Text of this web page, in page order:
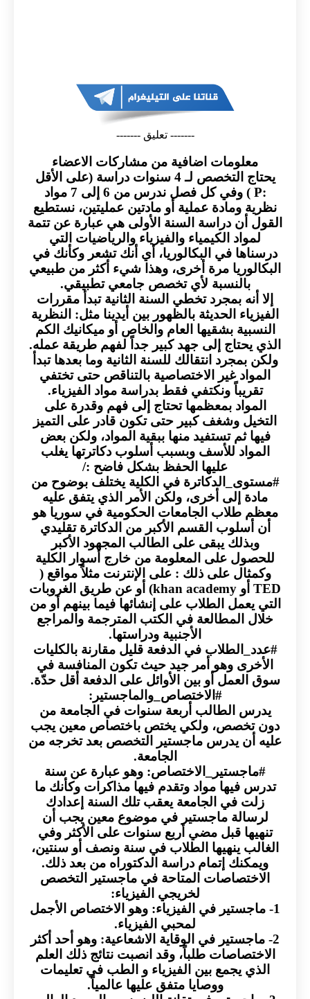
------- تعليق -------
معلومات اضافية من مشاركات الاعضاء
يحتاج التخصص لـ 4 سنوات دراسة (على الأقل
:P ) وفي كل فصل ندرس من 6 إلى 7 مواد
نظرية ومادة عملية أو مادتين عمليتين، نستطيع
القول أن دراسة السنة الأولى هي عبارة عن تتمة
لمواد الكيمياء والفيزياء والرياضيات التي
درسناها في البكالوريا، أي أنك تشعر وكأنك في
البكالوريا مرة أخرى، وهذا شيء أكثر من طبيعي
بالنسبة لأي تخصص جامعي تطبيقي.
إلا أنه بمجرد تخطي السنة الثانية تبدأ مقررات
الفيزياء الحديثة بالظهور بين أيدينا مثل: النظرية
النسبية بشقيها العام والخاص أو ميكانيك الكم
الذي يحتاج إلى جهد كبير جداً لفهم طريقة عمله.
ولكن بمجرد انتقالك للسنة الثانية وما بعدها تبدأ
المواد غير الاختصاصية بالتناقص حتى تختفي
تقريباً ونكتفي فقط بدراسة مواد الفيزياء.
المواد بمعظمها تحتاج إلى فهم وقدرة على
التخيل وشغف كبير حتى تكون قادر على التميز
فيها ثم تستفيد منها ببقية المواد، ولكن بعض
المواد للأسف وبسبب أسلوب دكاترتها يغلب
عليها الحفظ بشكل فاضح :/
#مستوى_الدكاترة في الكلية يختلف بوضوح من
مادة إلى أخرى، ولكن الأمر الذي يتفق عليه
معظم طلاب الجامعات الحكومية في سوريا هو
أن أسلوب القسم الأكبر من الدكاترة تقليدي
وبذلك يبقى على الطالب المجهود الأكبر
للحصول على المعلومة من خارج أسوار الكلية
وكمثال على ذلك : على الإنترنت مثلاً مواقع (
TED أو khan academy) أو عن طريق الغروبات
التي يعمل الطلاب على إنشائها فيما بينهم أو من
خلال المطالعة في الكتب المترجمة والمراجع
الأجنبية ودراستها.
#عدد_الطلاب في الدفعة قليل مقارنة بالكليات
الأخرى وهو أمر جيد حيث تكون المنافسة في
سوق العمل أو بين الأوائل على الدفعة أقل حدّة.
#الاختصاص_والماجستير:
يدرس الطالب أربعة سنوات في الجامعة من
دون تخصص، ولكي يختص باختصاص معين يجب
عليه أن يدرس ماجستير التخصص بعد تخرجه من
الجامعة.
#ماجستير_الاختصاص: وهو عبارة عن سنة
تدرس فيها مواد وتقدم فيها مذاكرات وكأنك ما
زلت في الجامعة يعقب تلك السنة إعدادك
لرسالة ماجستير في موضوع معين يجب أن
تنهيها قبل مضي أربع سنوات على الأكثر وفي
الغالب ينهيها الطلاب في سنة ونصف أو سنتين،
ويمكنك إتمام دراسة الدكتوراه من بعد ذلك.
الاختصاصات المتاحة في ماجستير التخصص
لخريجي الفيزياء:
1- ماجستير في الفيزياء: وهو الاختصاص الأجمل
لمحبي الفيزياء.
2- ماجستير في الوقاية الاشعاعية: وهو أحد أكثر
الاختصاصات طلباً، وقد انصبت نتائج ذلك العلم
الذي يجمع بين الفيزياء و الطب في تعليمات
ووصايا متفق عليها عالمياً.